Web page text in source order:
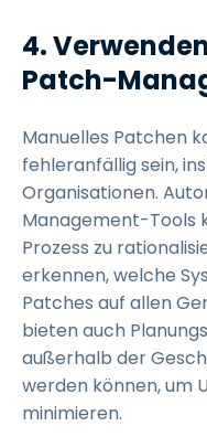
4.
Patch-
Manuelles Patchen
fehleranfällig sein,
Organisationen.
Management-Tools
Prozess zu
erkennen, welche
Patches auf allen
bieten auch
außerhalb der
werden können, um
minimieren.